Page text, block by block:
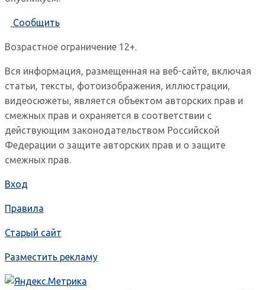
Сообщить
Возрастное ограничение 12+.
Вся информация, размещенная на веб-сайте, включая
статьи, тексты, фотоизображения, иллюстрации,
видеосюжеты, является объектом авторских прав и
смежных прав и охраняется в соответствии с
действующим законодательством Российской
Федерации о защите авторских прав и о защите
смежных прав.
Вход
Правила
Старый сайт
Разместить рекламу